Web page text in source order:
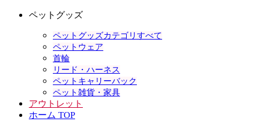
ペットグッズ
ペットグッズカテゴリすべて
ペットウェア
首輪
リード・ハーネス
ペットキャリーバック
ペット雑貨・家具
アウトレット
ホーム TOP